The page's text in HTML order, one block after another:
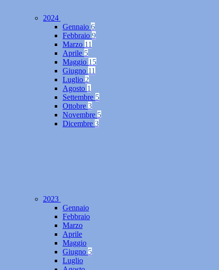
2024
Gennaio 6
Febbraio 9
Marzo 11
Aprile 5
Maggio 15
Giugno 11
Luglio 2
Agosto 1
Settembre 5
Ottobre 3
Novembre 5
Dicembre 3
2023
Gennaio
Febbraio
Marzo
Aprile
Maggio
Giugno 5
Luglio